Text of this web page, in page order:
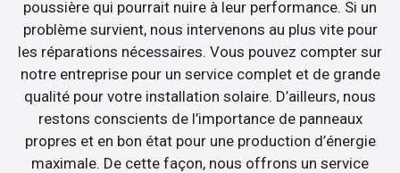
poussière qui pourrait nuire à leur performance. Si un
problème survient, nous intervenons au plus vite pour
les réparations nécessaires. Vous pouvez compter sur
notre entreprise pour un service complet et de grande
qualité pour votre installation solaire. D’ailleurs, nous
restons conscients de l’importance de panneaux
propres et en bon état pour une production d’énergie
maximale. De cette façon, nous offrons un service